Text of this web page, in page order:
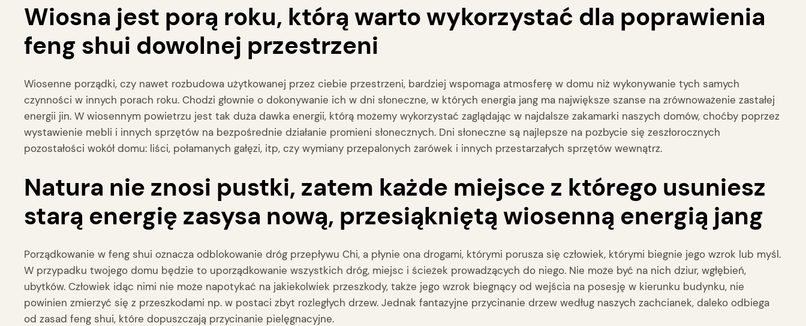
Wiosna jest porą roku, którą warto wykorzystać dla poprawienia
feng shui dowolnej przestrzeni
Wiosenne porządki, czy nawet rozbudowa użytkowanej przez ciebie przestrzeni, bardziej wspomaga atmosferę w domu niż wykonywanie tych samych
czynności w innych porach roku. Chodzi głownie o dokonywanie ich w dni słoneczne, w których energia jang ma największe szanse na zrównoważenie zastałej
energii jin. W wiosennym powietrzu jest tak duża dawka energii, którą możemy wykorzystać zaglądając w najdalsze zakamarki naszych domów, choćby poprzez
wystawienie mebli i innych sprzętów na bezpośrednie działanie promieni słonecznych. Dni słoneczne są najlepsze na pozbycie się zeszłorocznych
pozostałości wokół domu: liści, połamanych gałęzi, itp, czy wymiany przepalonych żarówek i innych przestarzałych sprzętów wewnątrz.
Natura nie znosi pustki, zatem każde miejsce z którego usuniesz
starą energię zasysa nową, przesiąkniętą wiosenną energią jang
Porządkowanie w feng shui oznacza odblokowanie dróg przepływu Chi, a płynie ona drogami, którymi porusza się człowiek, którymi biegnie jego wzrok lub myśl.
W przypadku twojego domu będzie to uporządkowanie wszystkich dróg, miejsc i ścieżek prowadzących do niego. Nie może być na nich dziur, wgłębień,
ubytków. Człowiek idąc nimi nie może napotykać na jakiekolwiek przeszkody, także jego wzrok biegnący od wejścia na posesję w kierunku budynku, nie
powinien zmierzyć się z przeszkodami np. w postaci zbyt rozległych drzew. Jednak fantazyjne przycinanie drzew według naszych zachcianek, daleko odbiega
od zasad feng shui, które dopuszczają przycinanie pielęgnacyjne.